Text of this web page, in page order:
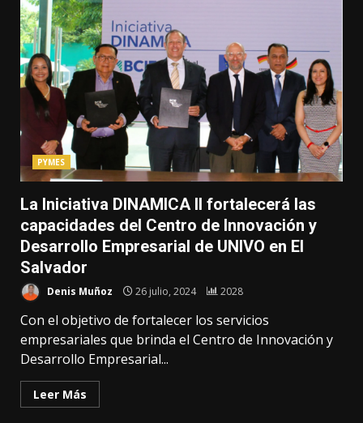
PYMES
La Iniciativa DINAMICA II fortalecerá las
capacidades del Centro de Innovación y
Desarrollo Empresarial de UNIVO en El
Salvador
Denis Muñoz 26 julio, 2024 2028
Con el objetivo de fortalecer los servicios
empresariales que brinda el Centro de Innovación y
Desarrollo Empresarial...
Leer Más